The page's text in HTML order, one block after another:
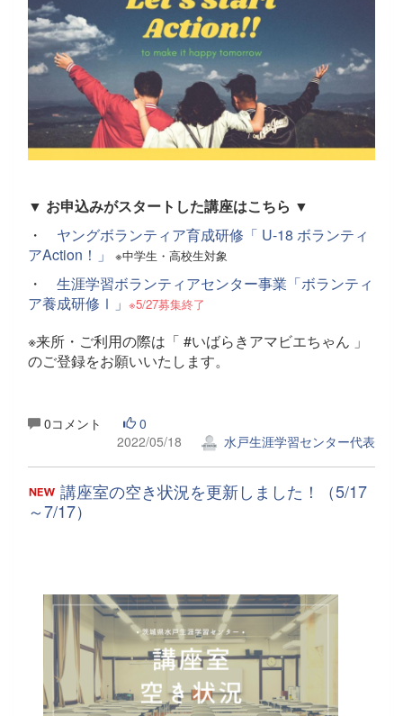
▼ お申込みがスタートした講座はこちら ▼
・ ヤングボランティア育成研修「 U-18 ボランティ
アAction！」
※中学生・高校生対象
・ 生涯学習ボランティアセンター事業「ボランティ
ア養成研修Ⅰ」 ※5/27募集終了
※来所・ご利用の際は「 #いばらきアマビエちゃん 」
のご登録をお願いいたします。
0コメント
0
2022/05/18
水戸生涯学習センター代表
講座室の空き状況を更新しました！（5/17
～7/17）